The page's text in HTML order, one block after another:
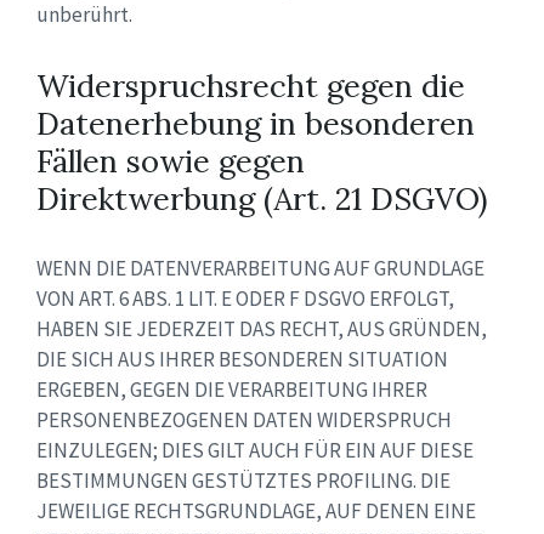
unberührt.
Widerspruchsrecht gegen die
Datenerhebung in besonderen
Fällen sowie gegen
Direktwerbung (Art. 21 DSGVO)
WENN DIE DATENVERARBEITUNG AUF GRUNDLAGE
VON ART. 6 ABS. 1 LIT. E ODER F DSGVO ERFOLGT,
HABEN SIE JEDERZEIT DAS RECHT, AUS GRÜNDEN,
DIE SICH AUS IHRER BESONDEREN SITUATION
ERGEBEN, GEGEN DIE VERARBEITUNG IHRER
PERSONENBEZOGENEN DATEN WIDERSPRUCH
EINZULEGEN; DIES GILT AUCH FÜR EIN AUF DIESE
BESTIMMUNGEN GESTÜTZTES PROFILING. DIE
JEWEILIGE RECHTSGRUNDLAGE, AUF DENEN EINE